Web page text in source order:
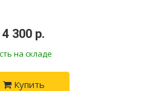
4 300 р.
на складе
Купить